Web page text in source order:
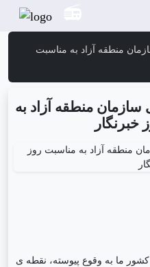
منطقه آزاد به مناسبت
سازمان منطقه آزاد به
خبرنگار
ما به وقوع پیوسته، نقطه ی